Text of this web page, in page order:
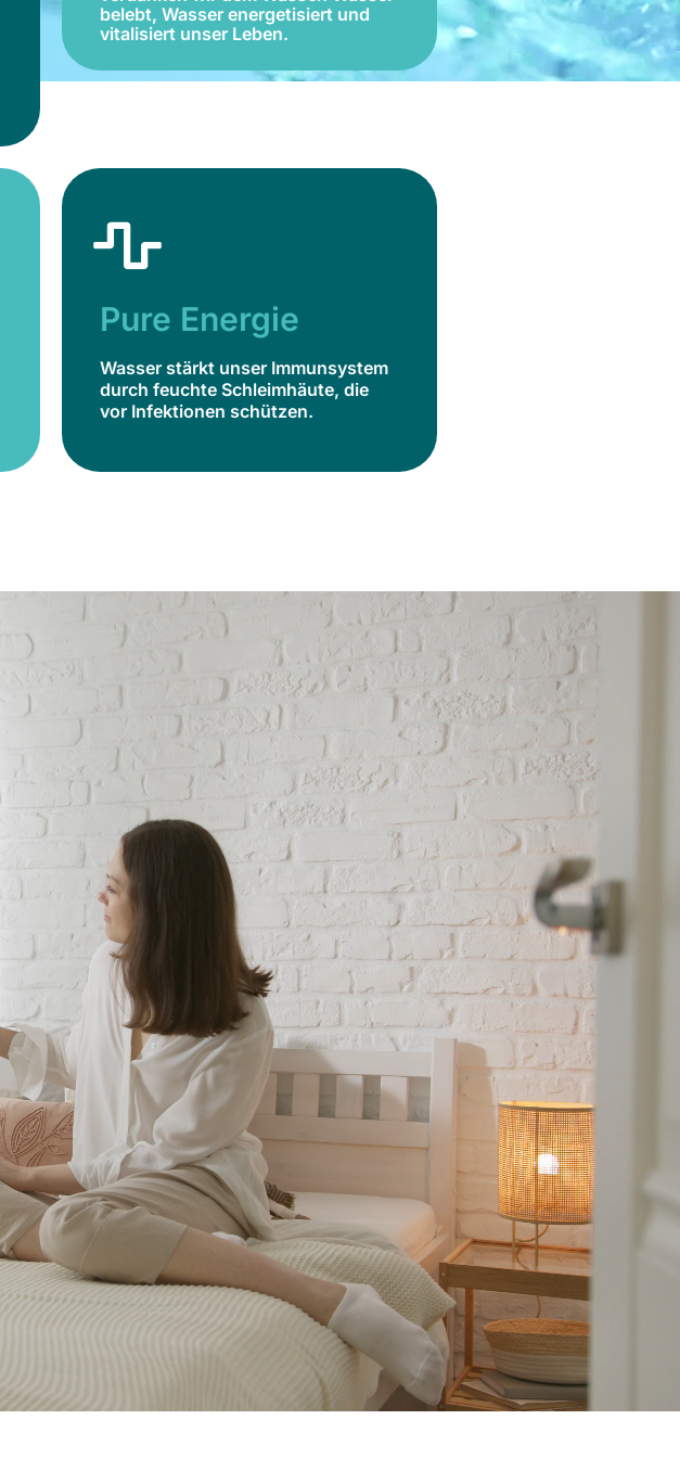
belebt, Wasser energetisiert und
vitalisiert unser Leben.
Pure Energie
Wasser stärkt unser Immunsystem
durch feuchte Schleimhäute, die
vor Infektionen schützen.
durch feuchte Schleimhäute, die
vor Infektionen schützen.
Jetzt bestellen